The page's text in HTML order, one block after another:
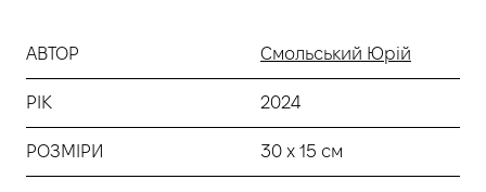
АВТОР Смольський Юрій
РІК 2024
РОЗМІРИ 30 х 15 см